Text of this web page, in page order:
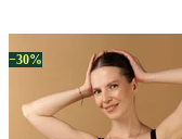
−30%